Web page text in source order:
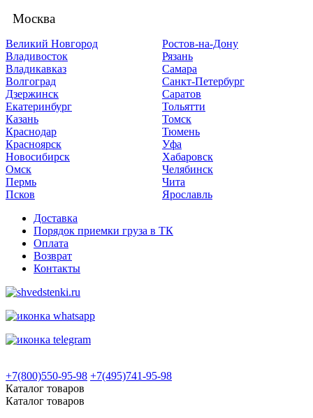
Москва
Великий Новгород
Владивосток
Владикавказ
Волгоград
Дзержинск
Екатеринбург
Казань
Краснодар
Красноярск
Новосибирск
Омск
Пермь
Псков
Ростов-на-Дону
Рязань
Самара
Санкт-Петербург
Саратов
Тольятти
Томск
Тюмень
Уфа
Хабаровск
Челябинск
Чита
Ярославль
Доставка
Порядок приемки груза в ТК
Оплата
Возврат
Контакты
+7(800)550-95-98 +7(495)741-95-98
Каталог товаров
Каталог товаров